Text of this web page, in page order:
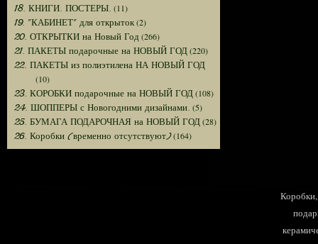
18. КНИГИ. ПОСТЕРЫ. (11)
19. "КАБИНЕТ" для открыток(2)
20. ОТКРЫТКИ на Новый Год (266)
21. ПАКЕТЫ подарочные на НОВЫЙ ГОД(220)
22. ПАКЕТЫ из полиэтилена НА НОВЫЙ ГОД
(10)
23. КОРОБКИ подарочные на НОВЫЙ ГОД(108)
24. ШОППЕРЫ с Новогодними дизайнами. (5)
25. БУМАГА ПОДАРОЧНАЯ на НОВЫЙ ГОД(28)
26. Коробки (временно отсутствуют)(164)